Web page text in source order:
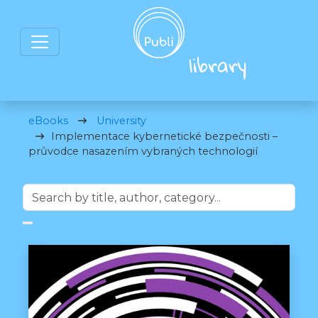
eBooks
University
Implementace kybernetické bezpečnosti –
průvodce nasazením vybraných technologií